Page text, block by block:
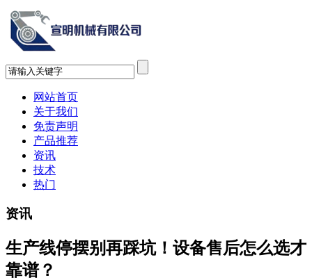
网站首页
关于我们
免责声明
产品推荐
资讯
技术
热门
资讯
生产线停摆别再踩坑！设备售后怎么选才
靠谱？